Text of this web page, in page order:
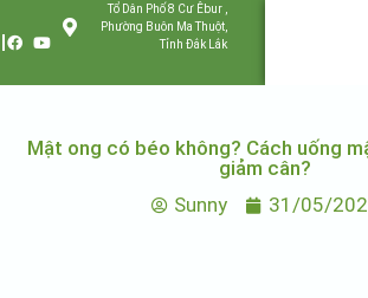
Tổ Dân Phố 8 Cư Êbur ,
Phường Buôn Ma Thuột,
Tỉnh Đắk Lắk
Mật ong có béo không? Cách uống
giảm cân?
Sunny
31/05/